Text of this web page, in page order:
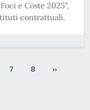
e Coste 2025",
contrattuali.
7 8 »